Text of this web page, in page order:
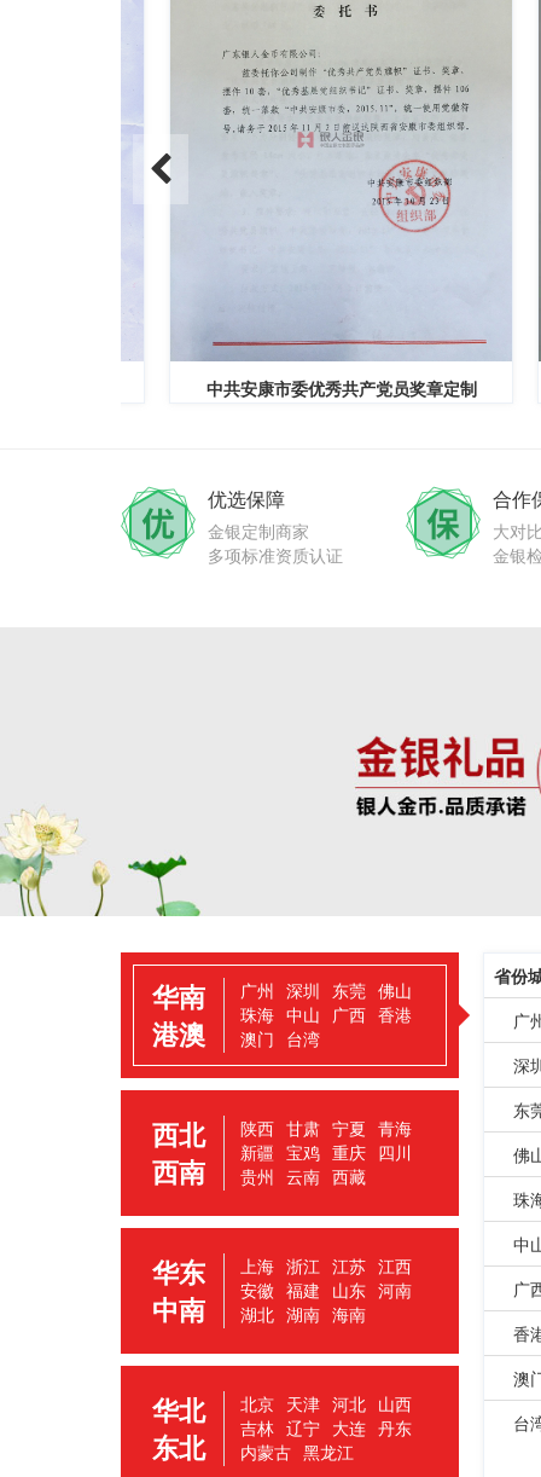
中共安康市委优秀共产党员奖章定制
优选保障
金银定制商家
多项标准资质认证
合作
大对
金银
华南
港澳
广州 深圳 东莞 佛山
珠海 中山 广西 香港
澳门 台湾
西北
西南
陕西 甘肃 宁夏 青海
新疆 宝鸡 重庆 四川
贵州 云南 西藏
华东
中南
上海 浙江 江苏 江西
安徽 福建 山东 河南
湖北 湖南 海南
华北
东北
北京 天津 河北 山西
吉林 辽宁 大连 丹东
内蒙古 黑龙江
省份
广
深
东
佛
珠
中
广
香
澳
台